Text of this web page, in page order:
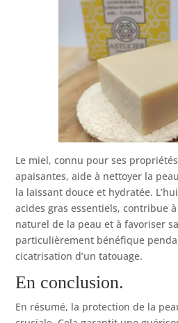
Le miel, connu pour ses
apaisantes, aide à nettoyer la
la laissant douce et hydratée.
acides gras essentiels, contribue
naturel de la peau et à favoriser
particulièrement bénéfique
cicatrisation d’un tatouage.
En conclusion.
En résumé, la protection de la